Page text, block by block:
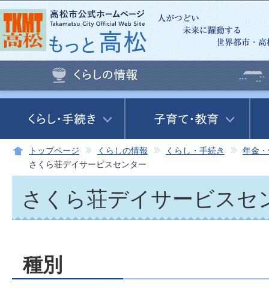
この
トップページ くらしの情報 くらし・手続き
年金
さくら荘デイサービスセンター
さくら荘デイサービスセ
種別